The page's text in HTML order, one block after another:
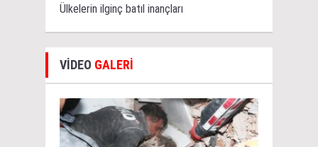
Ülkelerin ilginç batıl inançları
VİDEO GALERİ